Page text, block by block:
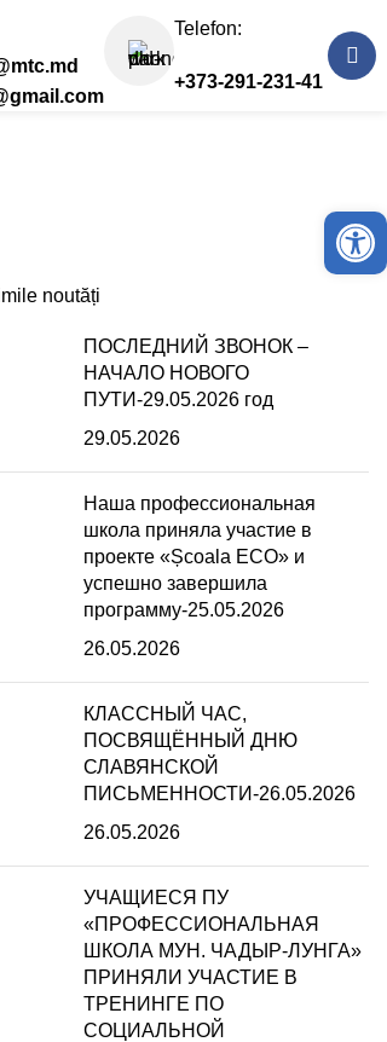
Telefon:
+373-291-231-41
noutăți
ПОСЛЕДНИЙ ЗВОНОК –
НАЧАЛО НОВОГО
ПУТИ-29.05.2026 год
29.05.2026
Наша профессиональная
школа приняла участие в
проекте «Școala ECO» и
успешно завершила
программу-25.05.2026
26.05.2026
КЛАССНЫЙ ЧАС,
ПОСВЯЩЁННЫЙ ДНЮ
СЛАВЯНСКОЙ
ПИСЬМЕННОСТИ-26.05.2026
26.05.2026
УЧАЩИЕСЯ ПУ
«ПРОФЕССИОНАЛЬНАЯ
ШКОЛА МУН. ЧАДЫР-ЛУНГА»
ПРИНЯЛИ УЧАСТИЕ В
ТРЕНИНГЕ ПО
СОЦИАЛЬНОЙ
Deschide